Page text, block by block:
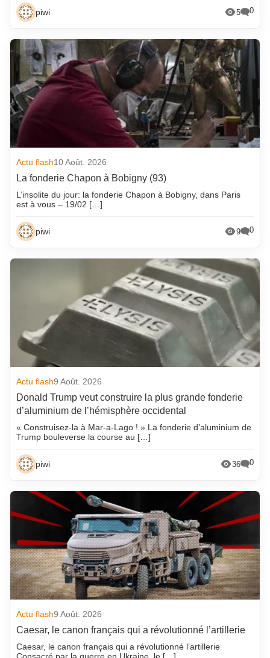
piwi 5 0
Actu flash10 Août. 2026
La fonderie Chapon à Bobigny (93)
L’insolite du jour: la fonderie Chapon à Bobigny, dans Paris
est à vous – 19/02 […]
piwi 9 0
Actu flash9 Août. 2026
Donald Trump veut construire la plus grande fonderie
d’aluminium de l’hémisphère occidental
« Construisez-la à Mar-a-Lago ! » La fonderie d’aluminium de
Trump bouleverse la course au […]
piwi 36 0
Actu flash9 Août. 2026
Caesar, le canon français qui a révolutionné l’artillerie
Caesar, le canon français qui a révolutionné l’artillerie